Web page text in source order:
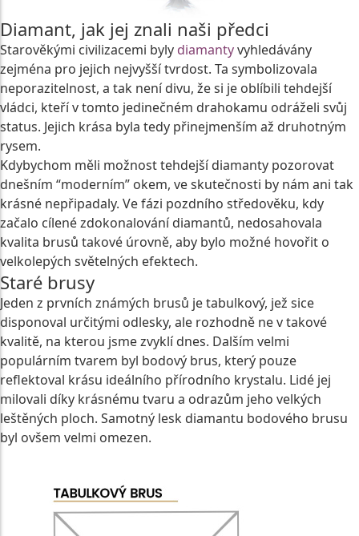
Diamant, jak jej znali naši předci
Starověkými civilizacemi byly diamantyvyhledávány
zejména pro jejich nejvyšší tvrdost. Ta symbolizovala
neporazitelnost, a tak není divu, že si je oblíbili tehdejší
vládci, kteří v tomto jedinečném drahokamu odráželi svůj
status. Jejich krása byla tedy přinejmenším až druhotným
rysem.
Kdybychom měli možnost tehdejší diamanty pozorovat
dnešním “moderním” okem, ve skutečnosti by nám ani tak
krásné nepřipadaly. Ve fázi pozdního středověku, kdy
začalo cílené zdokonalování diamantů, nedosahovala
kvalita brusů takové úrovně, aby bylo možné hovořit o
velkolepých světelných efektech.
Staré brusy
Jeden z prvních známých brusů je tabulkový, jež sice
disponoval určitými odlesky, ale rozhodně ne v takové
kvalitě, na kterou jsme zvyklí dnes. Dalším velmi
populárním tvarem byl bodový brus, který pouze
reflektoval krásu ideálního přírodního krystalu. Lidé jej
milovali díky krásnému tvaru a odrazům jeho velkých
leštěných ploch. Samotný lesk diamantu bodového brusu
byl ovšem velmi omezen.